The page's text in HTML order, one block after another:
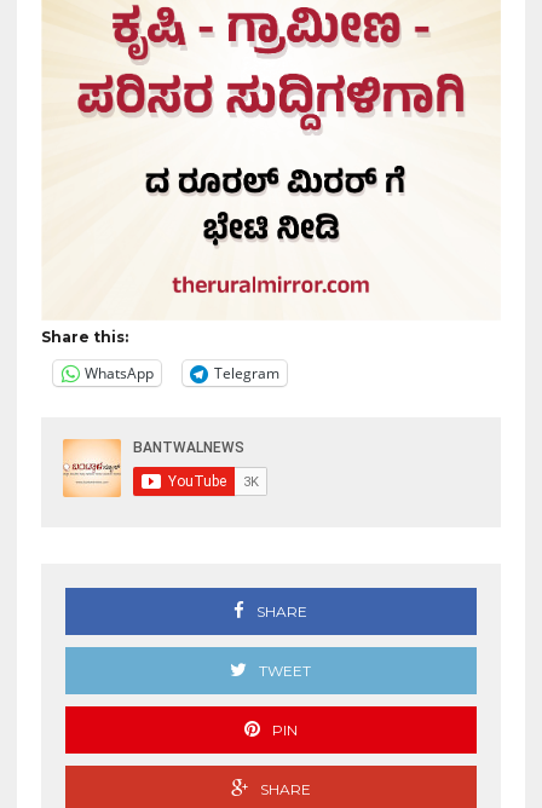
Share this:
WhatsApp Telegram
SHARE
TWEET
PIN
SHARE